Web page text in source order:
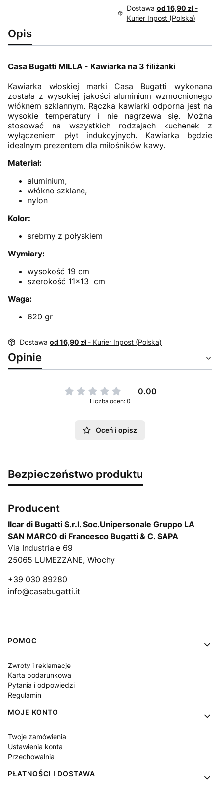
Dostawa od 16,90 zł -
Kurier Inpost (Polska)
Opis
Casa Bugatti MILLA - Kawiarka na 3 filiżanki
Kawiarka włoskiej marki Casa Bugatti wykonana
została z wysokiej jakości aluminium wzmocnionego
włóknem szklannym. Rączka kawiarki odporna jest na
wysokie temperatury i nie nagrzewa się. Można
stosować na wszystkich rodzajach kuchenek z
wyłączeniem płyt indukcyjnych. Kawiarka będzie
idealnym prezentem dla miłośników kawy.
Materiał:
aluminium,
włókno szklane,
nylon
Kolor:
srebrny z połyskiem
Wymiary:
wysokość 19 cm
szerokość 11x13 cm
Waga:
620 gr
Dostawa od 16,90 zł - Kurier Inpost (Polska)
Opinie
0.00
Liczba ocen: 0
Oceń i opisz
Bezpieczeństwo produktu
Producent
Ilcar di Bugatti S.r.l. Soc.Unipersonale Gruppo LA
SAN MARCO di Francesco Bugatti & C. SAPA
Via Industriale 69
25065 LUMEZZANE, Włochy
+39 030 89280
info@casabugatti.it
Linki w stopce
POMOC
Zwroty i reklamacje
Karta podarunkowa
Pytania i odpowiedzi
Regulamin
MOJE KONTO
Twoje zamówienia
Ustawienia konta
Przechowalnia
PŁATNOŚCI I DOSTAWA